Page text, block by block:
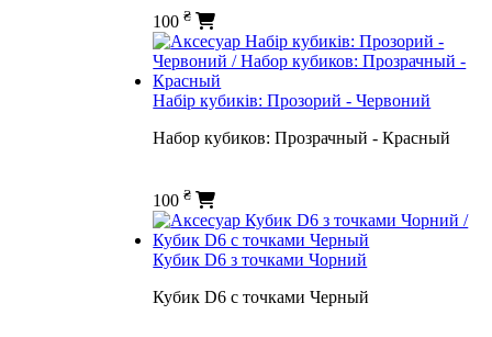
100₴
Набір кубиків: Прозорий - Червоний
Набор кубиков: Прозрачный - Красный
100₴
Кубик D6 з точками Чорний
Кубик D6 с точками Черный